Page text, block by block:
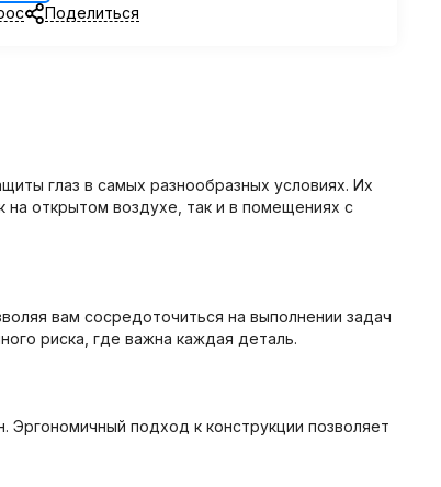
Поделиться
глаз в самых разнообразных условиях. Их
открытом воздухе, так и в помещениях с
вам сосредоточиться на выполнении задач
риска, где важна каждая деталь.
Эргономичный подход к конструкции позволяет